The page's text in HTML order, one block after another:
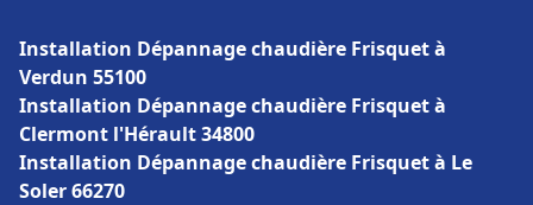
Installation Dépannage chaudière Frisquet à
Verdun 55100
Installation Dépannage chaudière Frisquet à
Clermont l'Hérault 34800
Installation Dépannage chaudière Frisquet à Le
Soler 66270